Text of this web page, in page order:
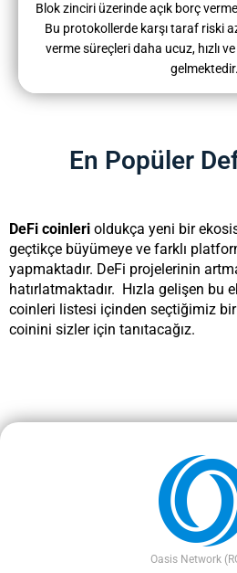
Blok zinciri üzerinde açık borç
Bu protokollerde karşı taraf riski
verme süreçleri daha ucuz, hızlı
gelmektedir.​
En Popüler
DeFi coinleri oldukça yeni bir
geçtikçe büyümeye ve farklı
yapmaktadır. DeFi projelerinin
hatırlatmaktadır. Hızla gelişen bu
coinleri listesi içinden seçtiğimiz
coinini sizler için tanıtacağız.
Oasis Network